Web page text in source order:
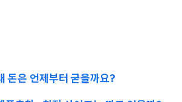
돈은 언제부터 굳을까요?